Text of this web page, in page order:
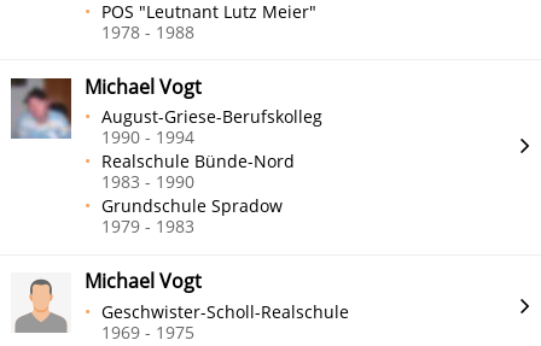
POS "Leutnant Lutz Meier"
1978 - 1988
Michael Vogt
August-Griese-Berufskolleg
1990 - 1994
Realschule Bünde-Nord
1983 - 1990
Grundschule Spradow
1979 - 1983
Michael Vogt
Geschwister-Scholl-Realschule
1969 - 1975